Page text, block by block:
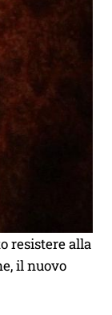
resistere alla
il nuovo